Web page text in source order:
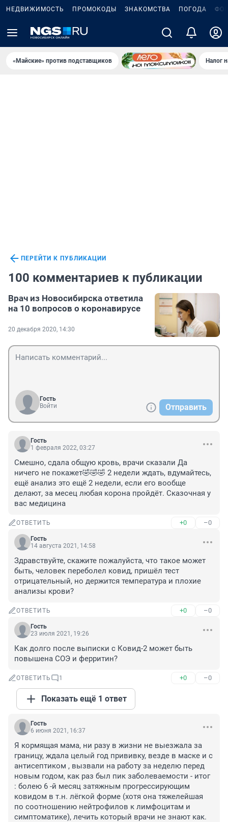
НЕДВИЖИМОСТЬ ПРОМОКОДЫ ЗНАКОМСТВА ПОГОДА
«Майские» против подставщиков Налог
ПЕРЕЙТИ К ПУБЛИКАЦИИ
100 комментариев к публикации
Врач из Новосибирска ответила
на 10 вопросов о коронавирусе
20 декабря 2020, 14:30
Гость
Войти
Отправить
Гость
1 февраля 2022, 03:27
Смешно, сдала общую кровь, врачи сказали Да
ничего не покажет🤣🤣🤣 2 недели ждать, вдумайтесь,
ещё анализ это ещё 2 недели, если его вообще
делают, за месец любая корона пройдёт. Сказочная у
вас медицина
ОТВЕТИТЬ +0 –0
Гость
14 августа 2021, 14:58
Здравствуйте, скажите пожалуйста, что такое может
быть, человек переболел ковид, пришёл тест
отрицательный, но держится температура и плохие
анализы крови?
ОТВЕТИТЬ +0 –0
Гость
23 июля 2021, 19:26
Как долго после выписки с Ковид-2 может быть
повышена СОЭ и ферритин?
ОТВЕТИТЬ 1 +0 –0
Показать ещё 1 ответ
Гость
6 июня 2021, 16:37
Я кормящая мама, ни разу в жизни не выезжала за
границу, ждала целый год прививку, везде в маске и с
антисептиком , вызвали на работу за неделю перед
новым годом, как раз был пик заболеваемости - итог
: болею 6 -й месяц затяжным прогрессирующим
ковидом в т.н. лёгкой форме (хотя она тяжелейшая
по соотношению нейтрофилов к лимфоцитам и
симптоматике), лечить который врачи не знают как.